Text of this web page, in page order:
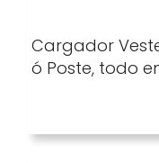
Cargador
ó Poste, todo